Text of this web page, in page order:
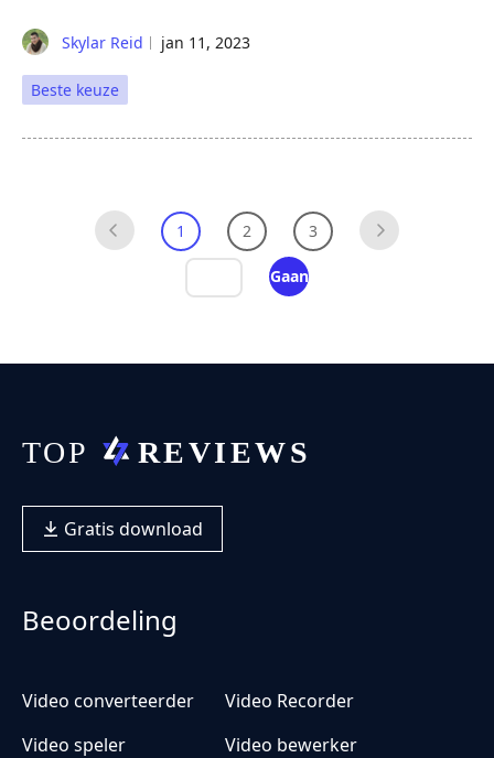
Skylar Reid jan 11, 2023
Beste keuze
1 2 3
Gaan
Gratis download
Beoordeling
Video converteerder
Video Recorder
Video speler
Video bewerker